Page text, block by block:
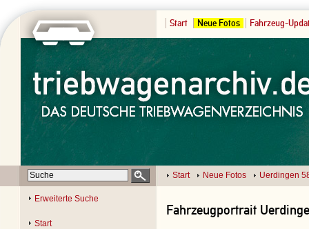
Start Neue Fotos Fahrzeug-
Start Neue Fotos Uerdingen
Erweiterte Suche
Start
Fahrzeugportrait